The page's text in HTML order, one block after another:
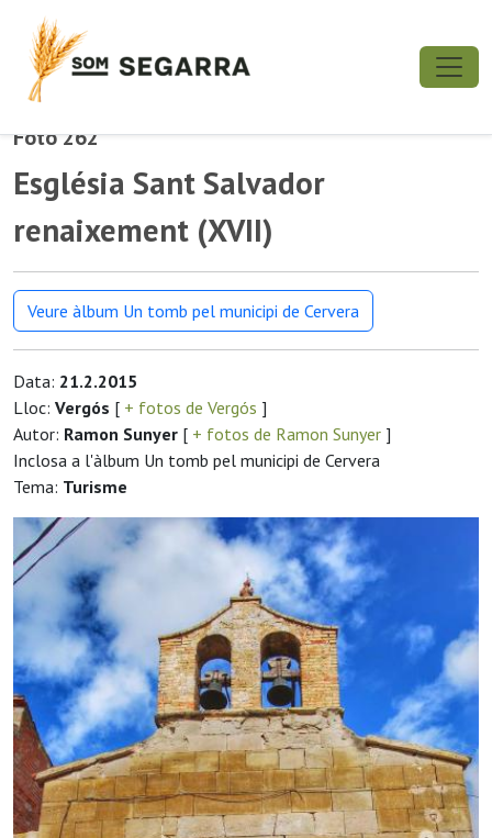
Foto 262
Església Sant Salvador
renaixement (XVII)
Veure àlbum Un tomb pel municipi de Cervera
Data: 21.2.2015
Lloc: Vergós [ + fotos de Vergós ]
Autor: Ramon Sunyer [ + fotos de Ramon Sunyer ]
Inclosa a l'àlbum Un tomb pel municipi de Cervera
Tema: Turisme